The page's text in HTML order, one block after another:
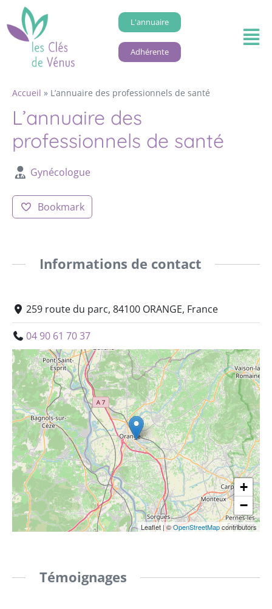
L'annuaire
Adhérente
Accueil » L’annuaire des professionnels de santé
L’annuaire des
professionnels de santé
Gynécologue
Bookmark
Informations de contact
259 route du parc, 84100 ORANGE, France
04 90 61 70 37
+
−
Leaflet |©OpenStreetMapcontributors
Témoignages